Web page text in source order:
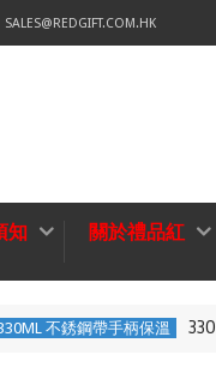
SALES@REDGIFT.COM.HK
知 關於禮品紅
330ML 不銹鋼帶手柄